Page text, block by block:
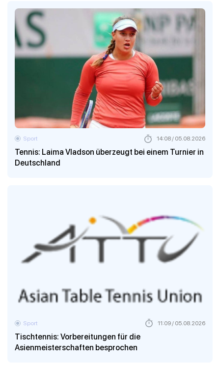
Tennis: Laima Vladson überzeugt bei einem Turnier in
Deutschland
Sport 14:08 / 05.08.2026
Tischtennis: Vorbereitungen für die
Asienmeisterschaften besprochen
Sport 11:09 / 05.08.2026